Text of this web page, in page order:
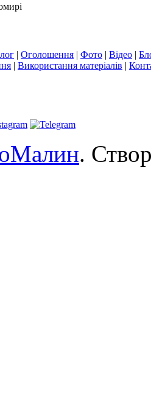
| Оголошення | Фото | Відео |
| Використання матеріалів |
.